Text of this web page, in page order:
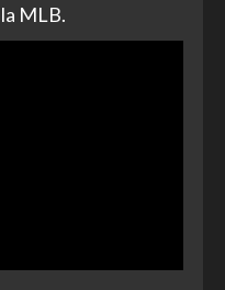
MLB.